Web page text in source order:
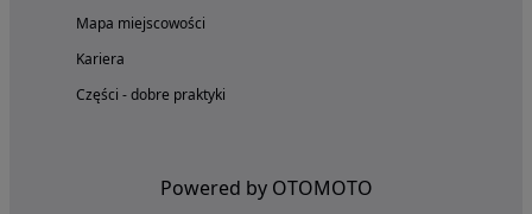
Mapa miejscowości
Kariera
Części - dobre praktyki
Powered by OTOMOTO